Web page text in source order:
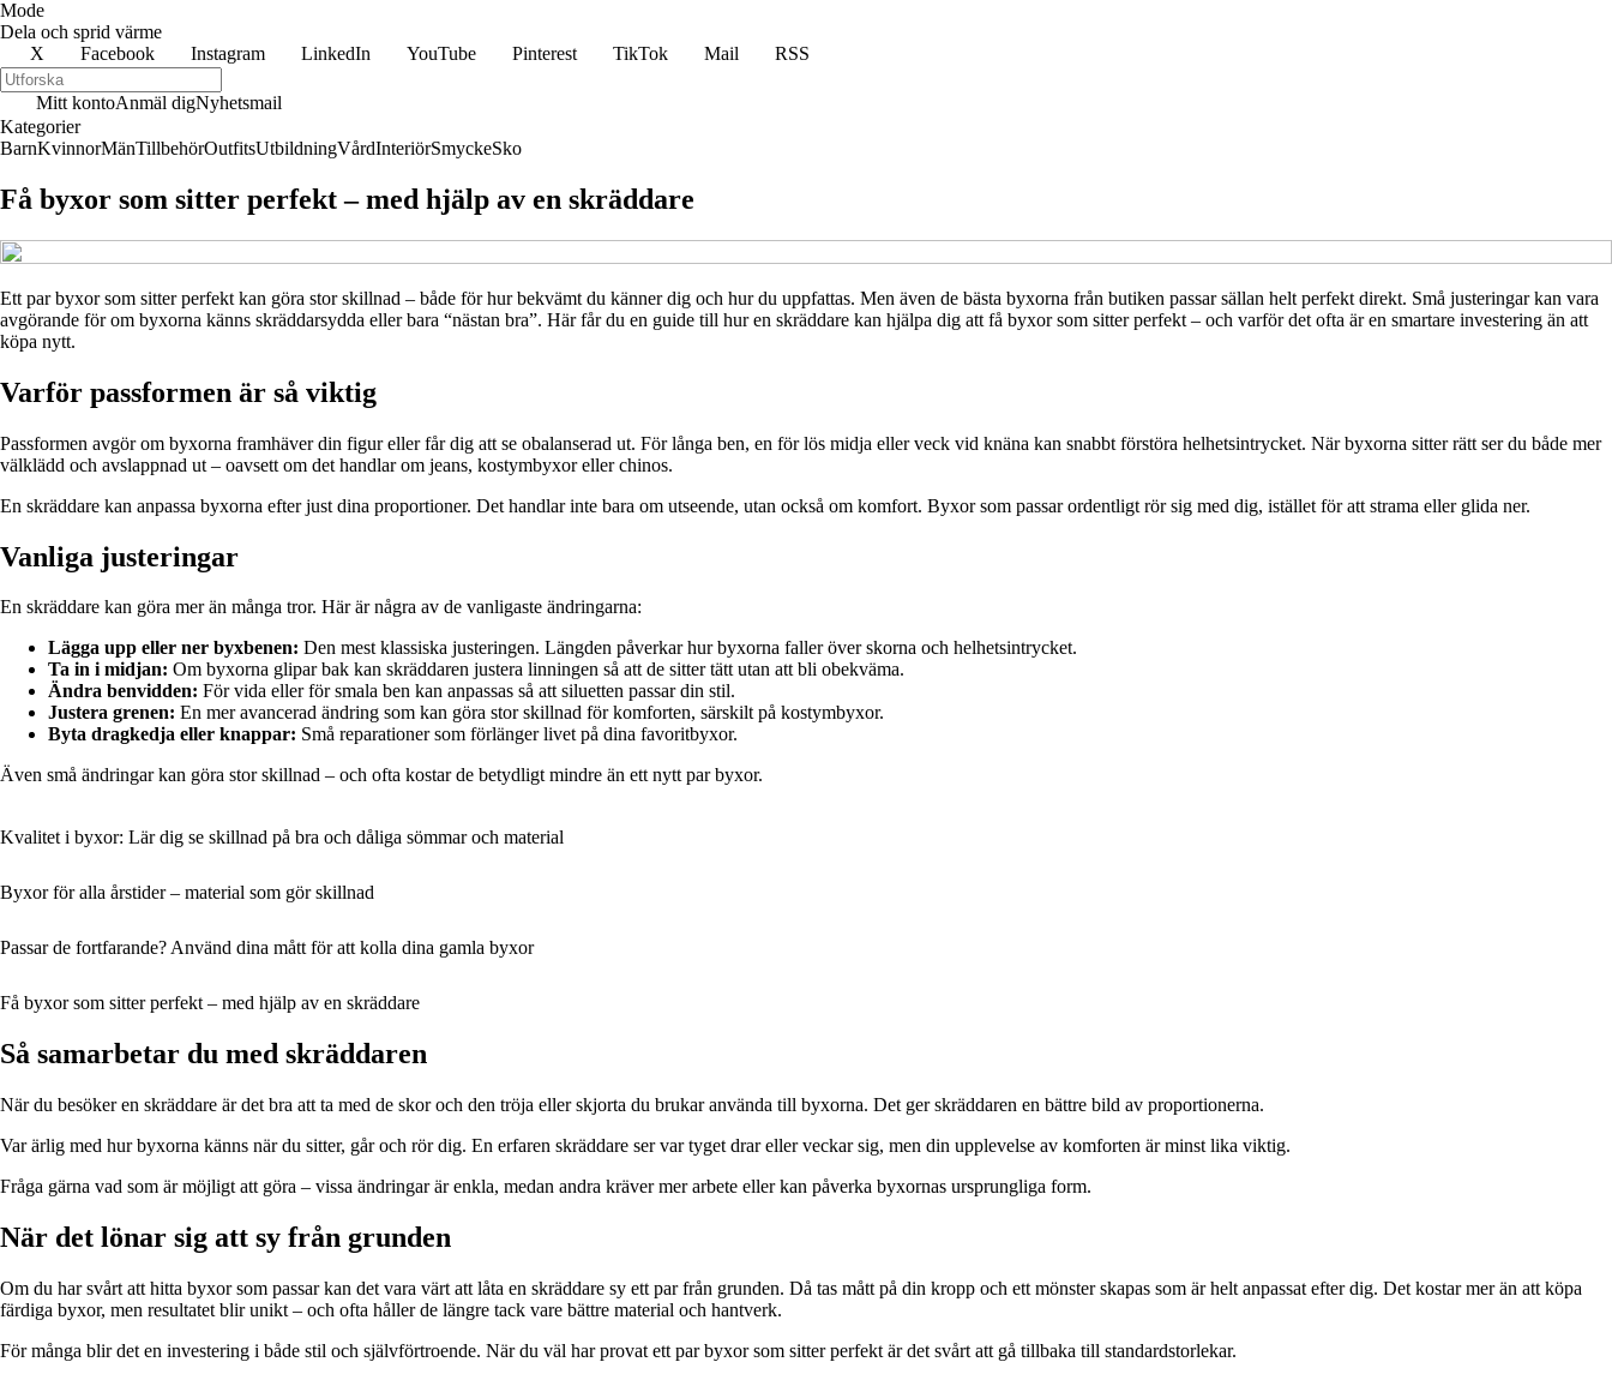
Mode
Dela och sprid värme
X
Facebook Instagram LinkedIn YouTube Pinterest TikTok Mail RSS
Mitt kontoAnmäl digNyhetsmail
Kategorier
BarnKvinnorMänTillbehörOutfitsUtbildningVårdInteriörSmyckeSko
Få byxor som sitter perfekt – med hjälp av en skräddare
Ett par byxor som sitter perfekt kan göra stor skillnad – både för hur bekvämt du känner dig och hur du uppfattas. Men även de bästa byxorna från butiken passar sällan helt perfekt direkt. Små justeringar kan vara
avgörande för om byxorna känns skräddarsydda eller bara “nästan bra”. Här får du en guide till hur en skräddare kan hjälpa dig att få byxor som sitter perfekt – och varför det ofta är en smartare investering än att
köpa nytt.
Varför passformen är så viktig
Passformen avgör om byxorna framhäver din figur eller får dig att se obalanserad ut. För långa ben, en för lös midja eller veck vid knäna kan snabbt förstöra helhetsintrycket. När byxorna sitter rätt ser du både mer
välklädd och avslappnad ut – oavsett om det handlar om jeans, kostymbyxor eller chinos.
En skräddare kan anpassa byxorna efter just dina proportioner. Det handlar inte bara om utseende, utan också om komfort. Byxor som passar ordentligt rör sig med dig, istället för att strama eller glida ner.
Vanliga justeringar
En skräddare kan göra mer än många tror. Här är några av de vanligaste ändringarna:
Lägga upp eller ner byxbenen: Den mest klassiska justeringen. Längden påverkar hur byxorna faller över skorna och helhetsintrycket.
Ta in i midjan: Om byxorna glipar bak kan skräddaren justera linningen så att de sitter tätt utan att bli obekväma.
Ändra benvidden: För vida eller för smala ben kan anpassas så att siluetten passar din stil.
Justera grenen: En mer avancerad ändring som kan göra stor skillnad för komforten, särskilt på kostymbyxor.
Byta dragkedja eller knappar: Små reparationer som förlänger livet på dina favoritbyxor.
Även små ändringar kan göra stor skillnad – och ofta kostar de betydligt mindre än ett nytt par byxor.
Kvalitet i byxor: Lär dig se skillnad på bra och dåliga sömmar och material
Byxor för alla årstider – material som gör skillnad
Passar de fortfarande? Använd dina mått för att kolla dina gamla byxor
Få byxor som sitter perfekt – med hjälp av en skräddare
Så samarbetar du med skräddaren
När du besöker en skräddare är det bra att ta med de skor och den tröja eller skjorta du brukar använda till byxorna. Det ger skräddaren en bättre bild av proportionerna.
Var ärlig med hur byxorna känns när du sitter, går och rör dig. En erfaren skräddare ser var tyget drar eller veckar sig, men din upplevelse av komforten är minst lika viktig.
Fråga gärna vad som är möjligt att göra – vissa ändringar är enkla, medan andra kräver mer arbete eller kan påverka byxornas ursprungliga form.
När det lönar sig att sy från grunden
Om du har svårt att hitta byxor som passar kan det vara värt att låta en skräddare sy ett par från grunden. Då tas mått på din kropp och ett mönster skapas som är helt anpassat efter dig. Det kostar mer än att köpa
färdiga byxor, men resultatet blir unikt – och ofta håller de längre tack vare bättre material och hantverk.
För många blir det en investering i både stil och självförtroende. När du väl har provat ett par byxor som sitter perfekt är det svårt att gå tillbaka till standardstorlekar.